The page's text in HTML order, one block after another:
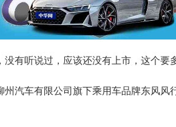
有听说过，应该还没有上市，这个要
州汽车有限公司旗下乘用车品牌东风风